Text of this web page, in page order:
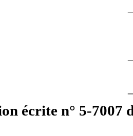
écrite n° 5-7007